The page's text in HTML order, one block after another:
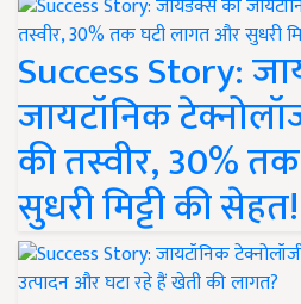
Success Story:
जायटॉनिक
की तस्वीर, 30%
सुधरी मिट्टी की सेहत!